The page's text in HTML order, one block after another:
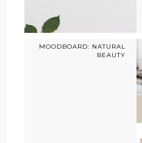
MOODBOARD: NATURAL
BEAUTY